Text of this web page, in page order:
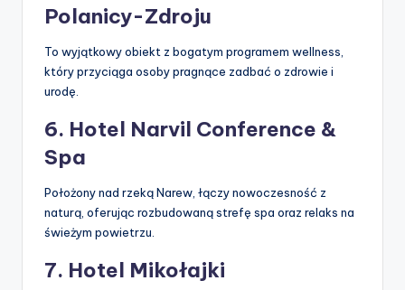
Polanicy-Zdroju
To wyjątkowy obiekt z bogatym programem wellness,
który przyciąga osoby pragnące zadbać o zdrowie i
urodę.
6. Hotel Narvil Conference &
Spa
Położony nad rzeką Narew, łączy nowoczesność z
naturą, oferując rozbudowaną strefę spa oraz relaks na
świeżym powietrzu.
7. Hotel Mikołajki